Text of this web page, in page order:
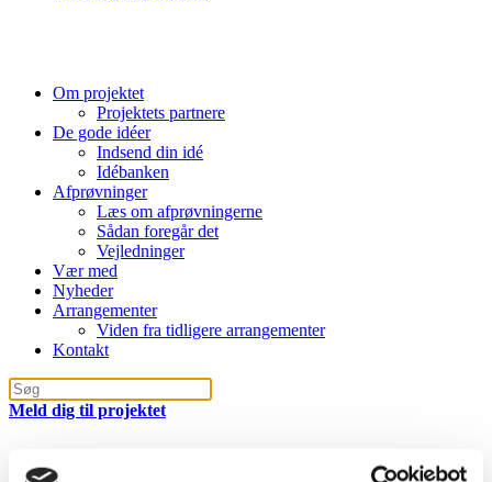
Om projektet
Projektets partnere
De gode idéer
Indsend din idé
Idébanken
Afprøvninger
Læs om afprøvningerne
Sådan foregår det
Vejledninger
Vær med
Nyheder
Arrangementer
Viden fra tidligere arrangementer
Kontakt
Meld dig til projektet